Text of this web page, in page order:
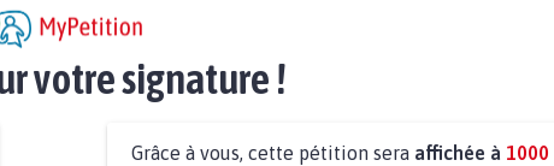
votre signature !
Grâce à vous, cette pétition sera affichée à 1000